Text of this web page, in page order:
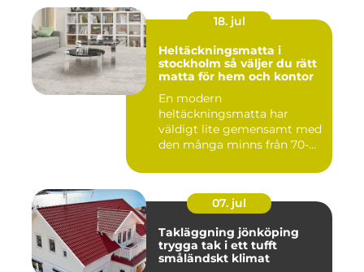
18. jul
Heltäckningsmatta i
stockholm så väljer du rätt
matta för hem och kontor
En modern
heltäckningsmatta har
väldigt lite gemensamt med
den många minns från 70-
07. jul
Takläggning jönköping
trygga tak i ett tufft
småländskt klimat